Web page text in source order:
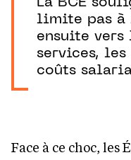
limite pas à
ensuite vers
services,
coûts
Face à ce choc, les